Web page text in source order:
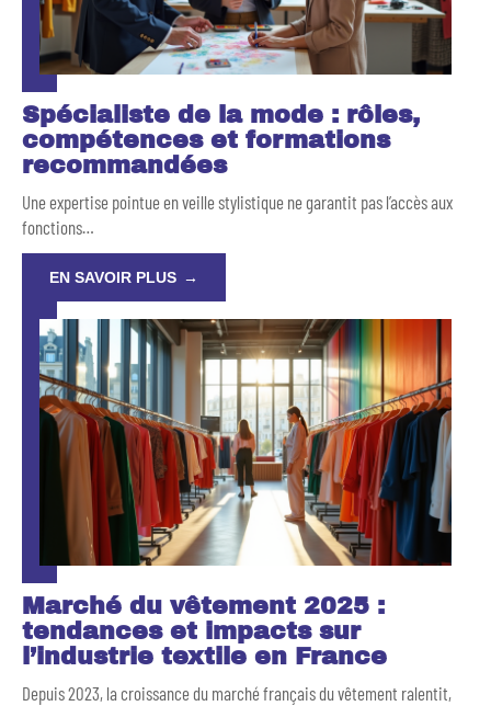
Spécialiste de la mode : rôles,
compétences et formations
recommandées
Une expertise pointue en veille stylistique ne garantit pas l’accès aux
fonctions…
EN SAVOIR PLUS
Marché du vêtement 2025 :
tendances et impacts sur
l’industrie textile en France
Depuis 2023, la croissance du marché français du vêtement ralentit,